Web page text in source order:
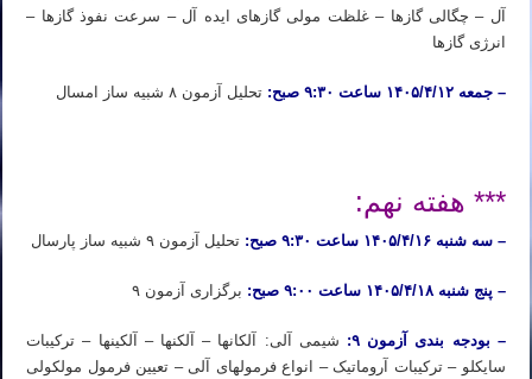
­آل – چگالی گازها – غلظت مولی گازهای ایده ­آل – سرعت نفوذ گازها –
انرژی گازها
– جمعه ۱۴۰۵/۴/۱۲ ساعت ۹:۳۰ صبح: تحلیل آزمون ۸ شبیه ساز امسال
*** هفته نهم:
– سه شنبه ۱۴۰۵/۴/۱۶ ساعت ۹:۳۰ صبح: تحلیل آزمون ۹ شبیه ساز پارسال
– پنج شنبه ۱۴۰۵/۴/۱۸ ساعت ۹:۰۰ صبح: برگزاری آزمون ۹
– بودجه بندی آزمون ۹:
شیمی آلی: آلکان­ها – آلکن­ها – آلکین­ها – ترکیبات
سایکلو – ترکیبات آروماتیک – انواع فرمول­های آلی – تعیین فرمول مولکولی